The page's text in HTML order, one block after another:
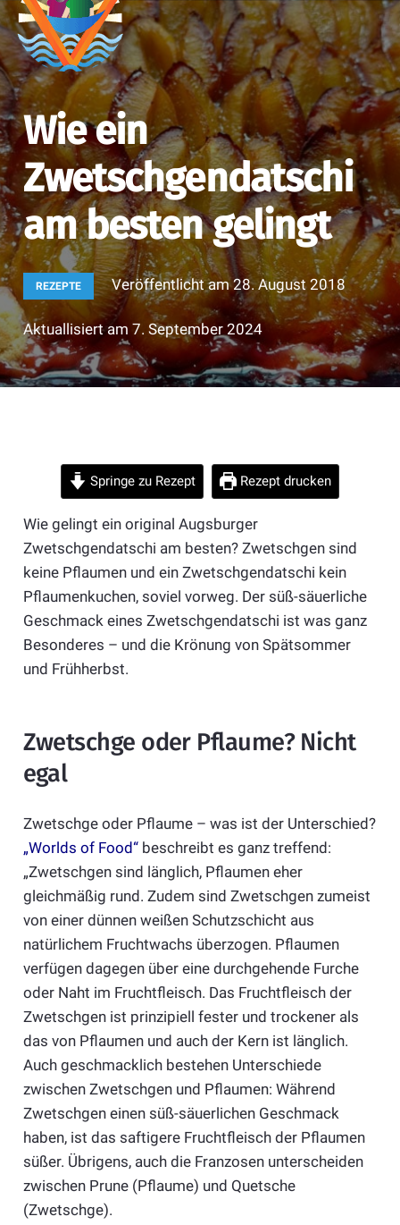
Wie ein
Zwetschgendatschi
am besten gelingt
REZEPTE Veröffentlicht am28. August 2018
Aktuallisiert am 7. September 2024
Springe zu Rezept Rezept drucken
Wie gelingt ein original Augsburger
Zwetschgendatschi am besten? Zwetschgen sind
keine Pflaumen und ein Zwetschgendatschi kein
Pflaumenkuchen, soviel vorweg. Der süß-säuerliche
Geschmack eines Zwetschgendatschi ist was ganz
Besonderes – und die Krönung von Spätsommer
und Frühherbst.
Zwetschge oder Pflaume? Nicht
egal
Zwetschge oder Pflaume – was ist der Unterschied?
„Worlds of Food“beschreibt es ganz treffend:
„Zwetschgen sind länglich, Pflaumen eher
gleichmäßig rund. Zudem sind Zwetschgen zumeist
von einer dünnen weißen Schutzschicht aus
natürlichem Fruchtwachs überzogen. Pflaumen
verfügen dagegen über eine durchgehende Furche
oder Naht im Fruchtfleisch. Das Fruchtfleisch der
Zwetschgen ist prinzipiell fester und trockener als
das von Pflaumen und auch der Kern ist länglich.
Auch geschmacklich bestehen Unterschiede
zwischen Zwetschgen und Pflaumen: Während
Zwetschgen einen süß-säuerlichen Geschmack
haben, ist das saftigere Fruchtfleisch der Pflaumen
süßer. Übrigens, auch die Franzosen unterscheiden
zwischen Prune (Pflaume) und Quetsche
(Zwetschge).